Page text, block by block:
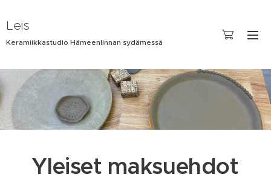
Leis
Keramiikkastudio Hämeenlinnan sydämessä
Yleiset maksuehdot